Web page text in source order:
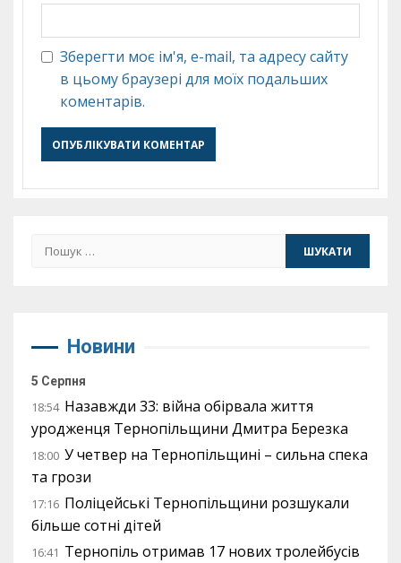
Зберегти моє ім'я, e-mail, та адресу сайту
в цьому браузері для моїх подальших
коментарів.
Пошук:
Новини
5 Серпня
18:54 Назавжди 33: війна обірвала життя
уродженця Тернопільщини Дмитра Березка
18:00 У четвер на Тернопільщині – сильна спека
та грози
17:16 Поліцейські Тернопільщини розшукали
більше сотні дітей
16:41 Тернопіль отримав 17 нових тролейбусів